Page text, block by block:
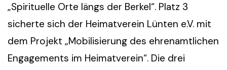
„Spirituelle Orte längs der Berkel“. Platz 3
sicherte sich der Heimatverein Lünten e.V. mit
dem Projekt „Mobilisierung des ehrenamtlichen
Engagements im Heimatverein“. Die drei